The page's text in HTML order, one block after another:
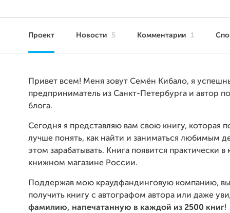
Проект Новости 5 Комментарии 1
Привет всем! Меня зовут Семён Кибало, я
предприниматель из Санкт-Петербурга и автор
блога.
Сегодня я представляю вам свою книгу, которая
лучше понять, как найти и заниматься любимым
этом зарабатывать. Книга появится практически
книжном магазине России.
Поддержав мою краудфандинговую компанию,
получить книгу с автографом автора или даже
фамилию, напечатанную в каждой из 2500 книг!